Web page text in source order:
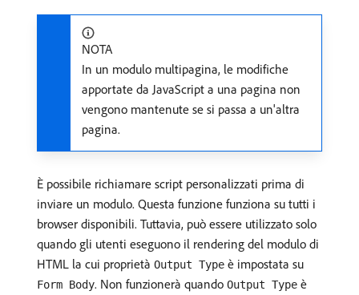
NOTA
In un modulo multipagina, le modifiche
apportate da JavaScript a una pagina non
vengono mantenute se si passa a un'altra
pagina.
È possibile richiamare script personalizzati prima di
inviare un modulo. Questa funzione funziona su tutti i
browser disponibili. Tuttavia, può essere utilizzato solo
quando gli utenti eseguono il rendering del modulo di
HTML la cui proprietà Output Type è impostata su
Form Body. Non funzionerà quando Output Type è